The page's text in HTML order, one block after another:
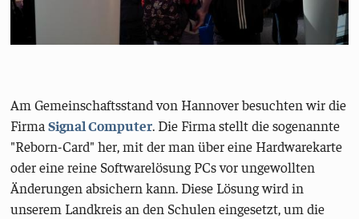
Am Gemeinschaftsstand von Hannover besuchten wir die
FirmaSignal Computer. Die Firma stellt die sogenannte
"Reborn-Card" her, mit der man über eine Hardwarekarte
oder eine reine Softwarelösung PCs vor ungewollten
Änderungen absichern kann. Diese Lösung wird in
unserem Landkreis an den Schulen eingesetzt, um die